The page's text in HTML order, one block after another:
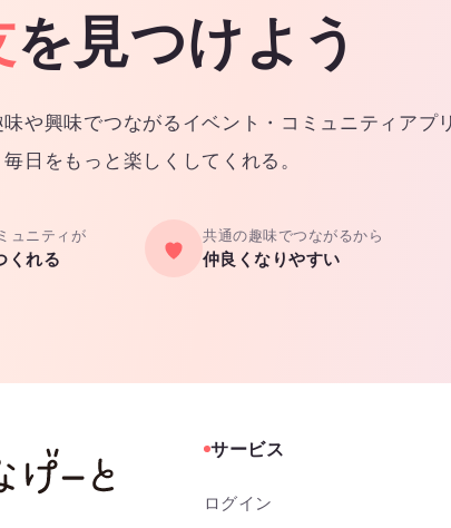
を見つけよう
や興味でつながるイベント・コミュニティアプリ
日をもっと楽しくしてくれる。
ュニティが
くれる
共通の趣味でつながるから
仲良くなりやすい
サービス
ログイン